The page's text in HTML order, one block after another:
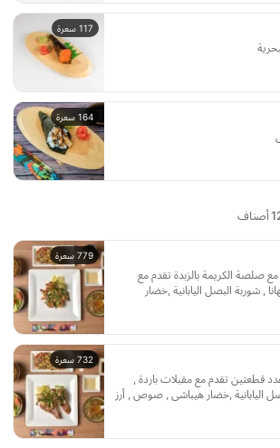
117 سعرة
164 سعرة
779 سعرة
صلصة الكريمة بالزبدة تقدم مع
, شوربة البصل اليابانية ,خضار
و شاهي اخضر يبانى
732 سعرة
4 اونص عدد قطعتين تقدم مع مقبلات باردة ,
اليابانية ,خضار هيباشي , صوص , أرز